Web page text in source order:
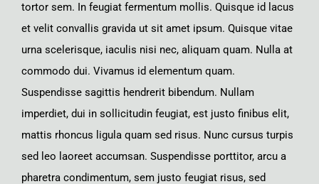
tortor sem. In feugiat fermentum mollis. Quisque id lacus
et velit convallis gravida ut sit amet ipsum. Quisque vitae
urna scelerisque, iaculis nisi nec, aliquam quam. Nulla at
commodo dui. Vivamus id elementum quam.
Suspendisse sagittis hendrerit bibendum. Nullam
imperdiet, dui in sollicitudin feugiat, est justo finibus elit,
mattis rhoncus ligula quam sed risus. Nunc cursus turpis
sed leo laoreet accumsan. Suspendisse porttitor, arcu a
pharetra condimentum, sem justo feugiat risus, sed